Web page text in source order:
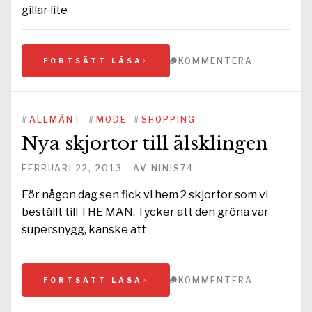
gillar lite
FORTSÄTT LÄSA KOMMENTERA
# ALLMÄNT # MODE # SHOPPING
Nya skjortor till älsklingen
FEBRUARI 22, 2013 AV NINIS74
För någon dag sen fick vi hem 2 skjortor som vi
beställt till THE MAN. Tycker att den gröna var
supersnygg, kanske att
FORTSÄTT LÄSA KOMMENTERA